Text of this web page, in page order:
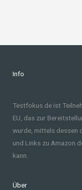
Info
Testfokus.de ist
EU, das zur
wurde, mittels dessen
und Links zu
kann.
Über